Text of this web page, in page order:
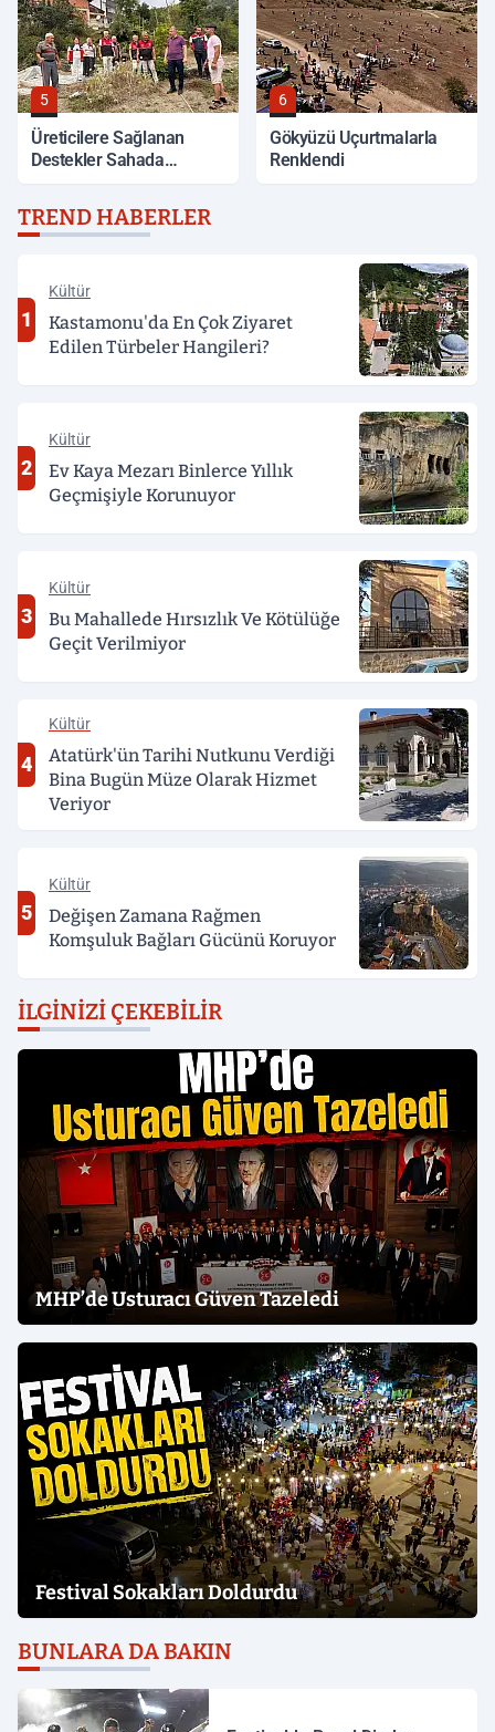
5
Üreticilere Sağlanan
Destekler Sahada
6
Gökyüzü Uçurtmalarla
Renklendi
TREND HABERLER
1
Kültür
Kastamonu'da En Çok Ziyaret
Edilen Türbeler Hangileri?
2
Kültür
Ev Kaya Mezarı Binlerce Yıllık
Geçmişiyle Korunuyor
3
Kültür
Bu Mahallede Hırsızlık Ve Kötülüğe
Geçit Verilmiyor
4
Kültür
Atatürk'ün Tarihi Nutkunu Verdiği
Bina Bugün Müze Olarak Hizmet
Veriyor
5
Kültür
Değişen Zamana Rağmen
Komşuluk Bağları Gücünü Koruyor
İLGINIZI ÇEKEBILIR
MHP’de Usturacı Güven Tazeledi
Festival Sokakları Doldurdu
BUNLARA DA BAKIN